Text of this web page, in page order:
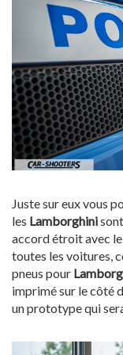
Juste sur eux vous
les Lamborghini
accord étroit avec le
toutes les voitures,
pneus pour
imprimé sur le côté
un prototype qui